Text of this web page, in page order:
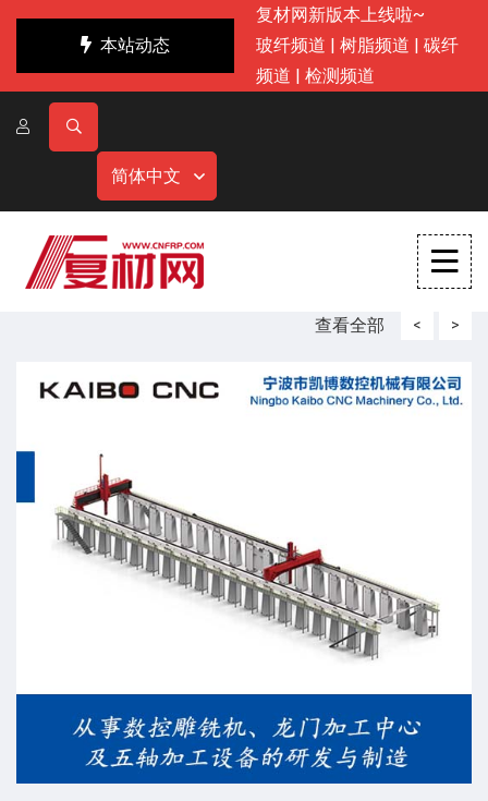
本站动态
复材网新版本上线啦~
玻纤频道 | 树脂频道 | 碳纤
频道 | 检测频道
简体中文
查看全部 < >